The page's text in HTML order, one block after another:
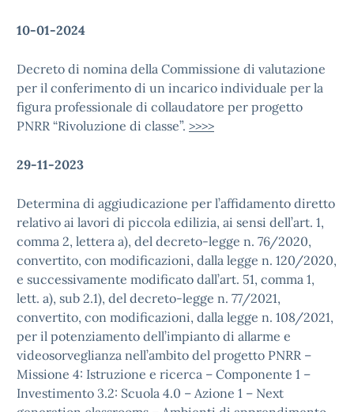
10-01-2024
Decreto di nomina della Commissione di valutazione
per il conferimento di un incarico individuale per la
figura professionale di collaudatore per progetto
PNRR “Rivoluzione di classe”. >>>>
29-11-2023
Determina di aggiudicazione per l’affidamento diretto
relativo ai lavori di piccola edilizia, ai sensi dell’art. 1,
comma 2, lettera a), del decreto-legge n. 76/2020,
convertito, con modificazioni, dalla legge n. 120/2020,
e successivamente modificato dall’art. 51, comma 1,
lett. a), sub 2.1), del decreto-legge n. 77/2021,
convertito, con modificazioni, dalla legge n. 108/2021,
per il potenziamento dell’impianto di allarme e
videosorveglianza nell’ambito del progetto PNRR –
Missione 4: Istruzione e ricerca – Componente 1 –
Investimento 3.2: Scuola 4.0 – Azione 1 – Next